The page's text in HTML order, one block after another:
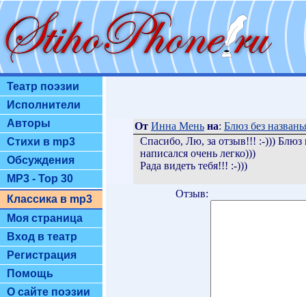
Театр поэзии
Исполнители
Авторы
Стихи в mp3
Обсуждения
MP3 - Top 30
Классика в mp3
Моя страница
Вход в театр
Регистрация
Помощь
О сайте поэзии
От Инна Мень на: Блюз без
Спасибо, Лю, за отзыв!!! :-))) Блюз
написался очень легко)))
Рада видеть тебя!!! :-)))
Отзыв: